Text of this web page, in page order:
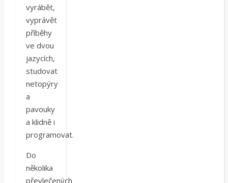
vyrábět,
vyprávět
příběhy
ve dvou
jazycích,
studovat
netopýry
a
pavouky
a klidně i
programovat.
Do
několika
převlečených